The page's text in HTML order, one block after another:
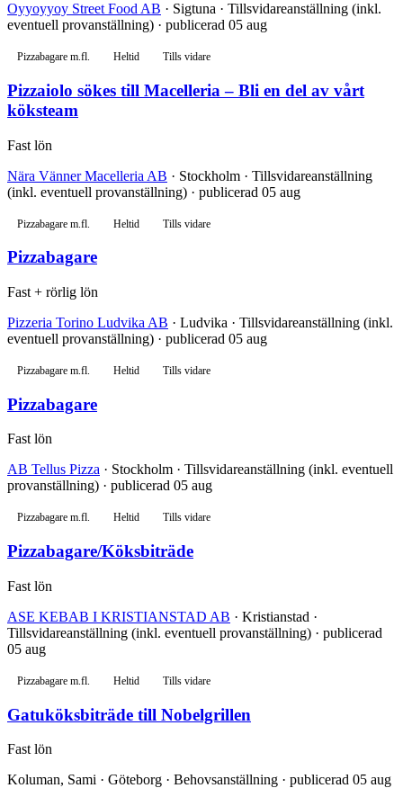
Oyyoyyoy Street Food AB · Sigtuna · Tillsvidareanställning (inkl.
eventuell provanställning) · publicerad 05 aug
Pizzabagare m.fl. Heltid Tills vidare
Pizzaiolo sökes till Macelleria – Bli en del av vårt
köksteam
Fast lön
Nära Vänner Macelleria AB · Stockholm · Tillsvidareanställning
(inkl. eventuell provanställning) · publicerad 05 aug
Pizzabagare m.fl. Heltid Tills vidare
Pizzabagare
Fast + rörlig lön
Pizzeria Torino Ludvika AB · Ludvika · Tillsvidareanställning (inkl.
eventuell provanställning) · publicerad 05 aug
Pizzabagare m.fl. Heltid Tills vidare
Pizzabagare
Fast lön
AB Tellus Pizza · Stockholm · Tillsvidareanställning (inkl. eventuell
provanställning) · publicerad 05 aug
Pizzabagare m.fl. Heltid Tills vidare
Pizzabagare/Köksbiträde
Fast lön
ASE KEBAB I KRISTIANSTAD AB · Kristianstad ·
Tillsvidareanställning (inkl. eventuell provanställning) · publicerad
05 aug
Pizzabagare m.fl. Heltid Tills vidare
Gatuköksbiträde till Nobelgrillen
Fast lön
Koluman, Sami · Göteborg · Behovsanställning · publicerad 05 aug